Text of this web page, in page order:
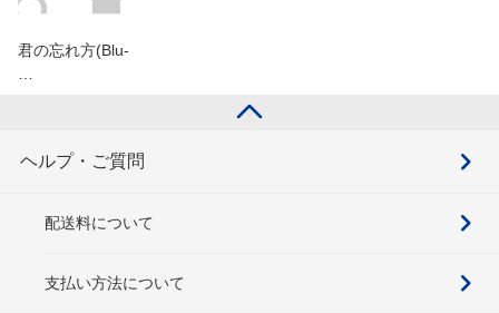
君の忘れ方(Blu-
ヘルプ・ご質問
配送料について
支払い方法について